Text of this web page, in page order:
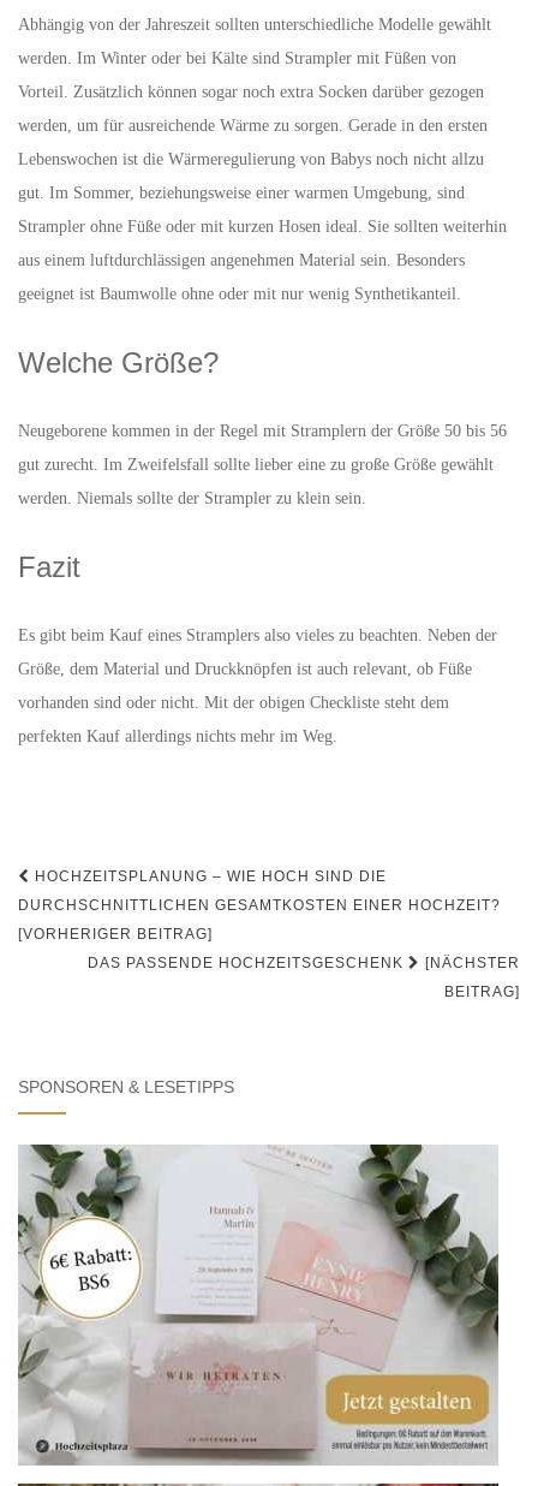
Abhängig von der Jahreszeit sollten unterschiedliche Modelle gewählt
werden. Im Winter oder bei Kälte sind Strampler mit Füßen von
Vorteil. Zusätzlich können sogar noch extra Socken darüber gezogen
werden, um für ausreichende Wärme zu sorgen. Gerade in den ersten
Lebenswochen ist die Wärmeregulierung von Babys noch nicht allzu
gut. Im Sommer, beziehungsweise einer warmen Umgebung, sind
Strampler ohne Füße oder mit kurzen Hosen ideal. Sie sollten weiterhin
aus einem luftdurchlässigen angenehmen Material sein. Besonders
geeignet ist Baumwolle ohne oder mit nur wenig Synthetikanteil.
Welche Größe?
Neugeborene kommen in der Regel mit Stramplern der Größe 50 bis 56
gut zurecht. Im Zweifelsfall sollte lieber eine zu große Größe gewählt
werden. Niemals sollte der Strampler zu klein sein.
Fazit
Es gibt beim Kauf eines Stramplers also vieles zu beachten. Neben der
Größe, dem Material und Druckknöpfen ist auch relevant, ob Füße
vorhanden sind oder nicht. Mit der obigen Checkliste steht dem
perfekten Kauf allerdings nichts mehr im Weg.
Beitrags-
Navigation
HOCHZEITSPLANUNG – WIE HOCH SIND DIE
DURCHSCHNITTLICHEN GESAMTKOSTEN EINER HOCHZEIT?
[VORHERIGER BEITRAG]
DAS PASSENDE HOCHZEITSGESCHENK
[NÄCHSTER
BEITRAG]
SPONSOREN & LESETIPPS